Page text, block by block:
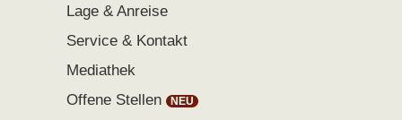
Lage & Anreise
Service & Kontakt
Mediathek
Offene Stellen